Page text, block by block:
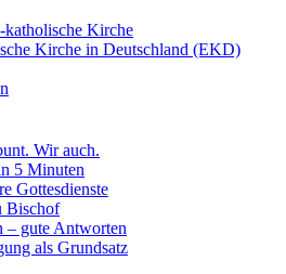
katholische Kirche
Kirche in Deutschland (EKD)
Wir auch.
5 Minuten
Gottesdienste
Bischof
– gute Antworten
als Grundsatz